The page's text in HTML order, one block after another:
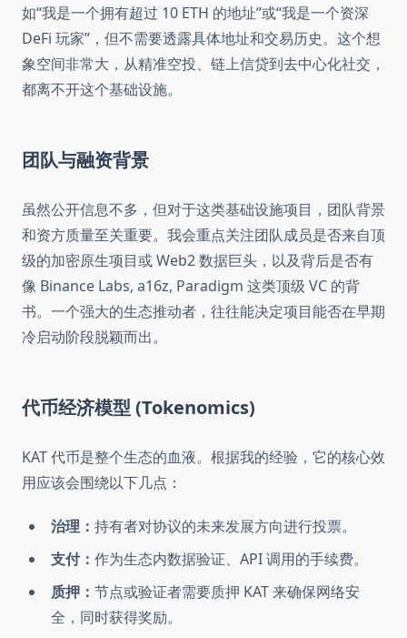
如“我是一个拥有超过 10 ETH 的地址”或“我是一个资深
DeFi 玩家”，但不需要透露具体地址和交易历史。这个想
象空间非常大，从精准空投、链上信贷到去中心化社交，
都离不开这个基础设施。
团队与融资背景
虽然公开信息不多，但对于这类基础设施项目，团队背景
和资方质量至关重要。我会重点关注团队成员是否来自顶
级的加密原生项目或 Web2 数据巨头，以及背后是否有
像 Binance Labs, a16z, Paradigm 这类顶级 VC 的背
书。一个强大的生态推动者，往往能决定项目能否在早期
冷启动阶段脱颖而出。
代币经济模型 (Tokenomics)
KAT 代币是整个生态的血液。根据我的经验，它的核心效
用应该会围绕以下几点：
治理： 持有者对协议的未来发展方向进行投票。
支付： 作为生态内数据验证、API 调用的手续费。
质押： 节点或验证者需要质押 KAT 来确保网络安
全，同时获得奖励。